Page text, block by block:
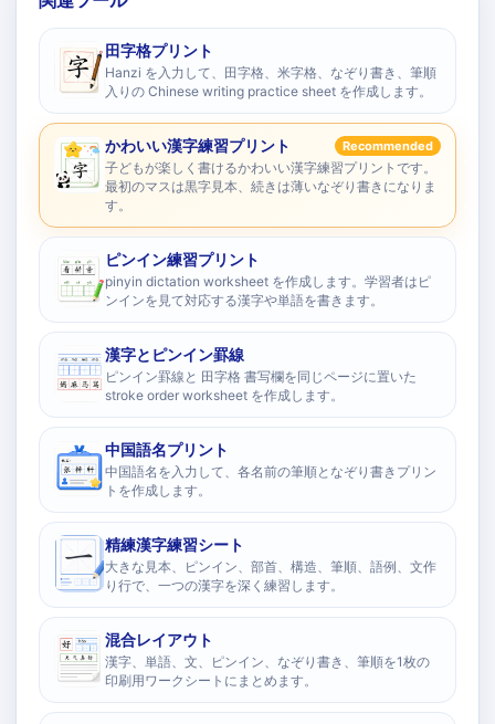
田字格プリント
Hanzi を入力して、田字格、米字格、なぞり書き、筆順
入りの Chinese writing practice sheet を作成します。
かわいい漢字練習プリント Recommended
子どもが楽しく書けるかわいい漢字練習プリントです。
最初のマスは黒字見本、続きは薄いなぞり書きになりま
す。
ピンイン練習プリント
pinyin dictation worksheet を作成します。学習者はピ
ンインを見て対応する漢字や単語を書きます。
漢字とピンイン罫線
ピンイン罫線と 田字格 書写欄を同じページに置いた
stroke order worksheet を作成します。
中国語名プリント
中国語名を入力して、各名前の筆順となぞり書きプリン
トを作成します。
精練漢字練習シート
大きな見本、ピンイン、部首、構造、筆順、語例、文作
り行で、一つの漢字を深く練習します。
混合レイアウト
漢字、単語、文、ピンイン、なぞり書き、筆順を1枚の
印刷用ワークシートにまとめます。